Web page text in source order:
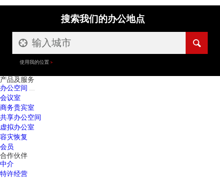
搜索我们的办公地点
使用我的位置
产品及服务
办公空间
会议室
商务贵宾室
共享办公空间
虚拟办公室
容灾恢复
会员
合作伙伴
中介
特许经营